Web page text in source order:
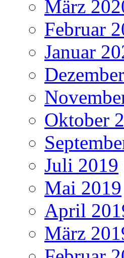
März
Februar
Januar
Oktober
Juli 2019
Mai 2019
April
März